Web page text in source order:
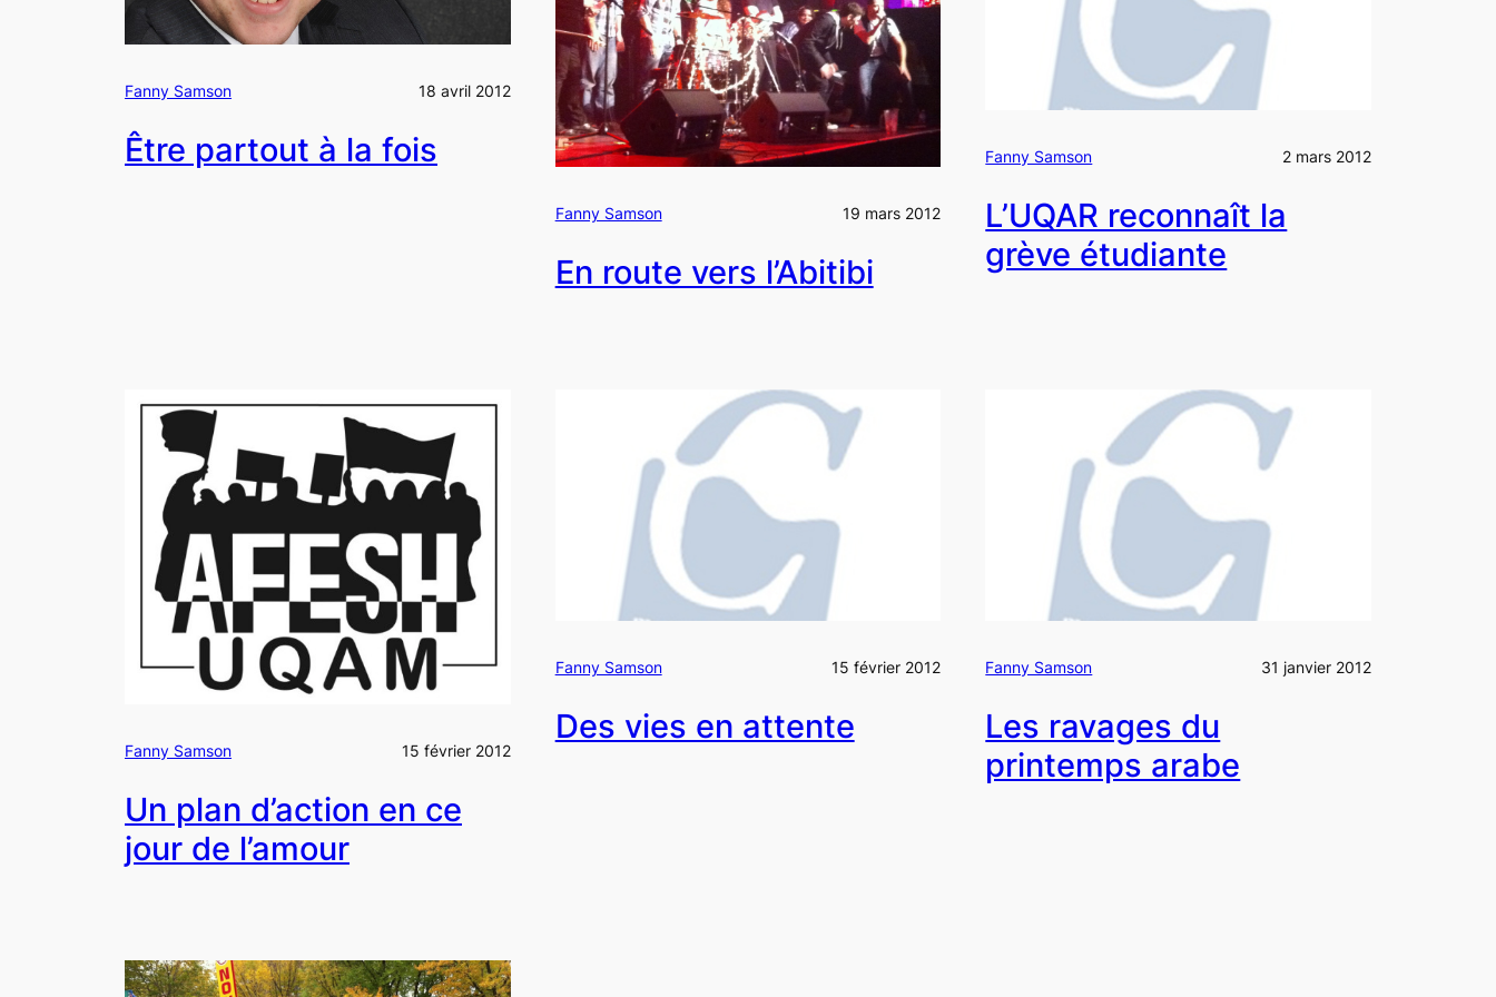
Fanny Samson 18 avril 2012
Être partout à la fois
Fanny Samson 19 mars 2012
En route vers l’Abitibi
Fanny Samson 2 mars 2012
L’UQAR reconnaît la
grève étudiante
Fanny Samson 15 février 2012
Un plan d’action en ce
jour de l’amour
Fanny Samson 15 février 2012
Des vies en attente
Fanny Samson 31 janvier 2012
Les ravages du
printemps arabe